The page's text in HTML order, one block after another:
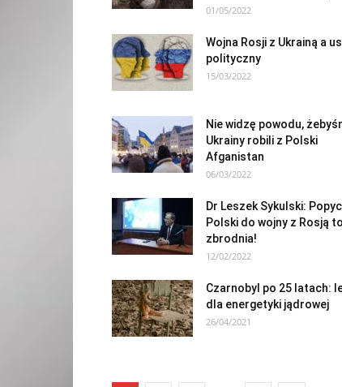
01/05/2022
Wojna Rosji z Ukrainą a
polityczny
15/03/2022
Nie widzę powodu,
Ukrainy robili z Polski
Afganistan
06/03/2022
Dr Leszek Sykulski:
Polski do wojny z Rosją to
zbrodnia!
12/02/2022
Czarnobyl po 25 latach:
dla energetyki jądrowej
26/04/2021